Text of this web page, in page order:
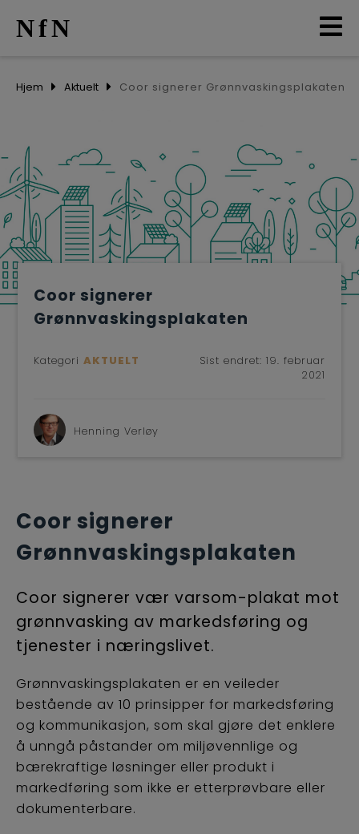
AKTUELT
NETTVERK
MEDLEMMER
OM OSS
BLI
NfN
Hjem Aktuelt Coor signerer Grønnvaskingsplakaten
Coor signerer
Grønnvaskingsplakaten
Kategori AKTUELT Sist endret: 19. februar
2021
Henning Verløy
Coor signerer
Grønnvaskingsplakaten
Coor signerer vær varsom-plakat mot
grønnvasking av markedsføring og
tjenester i næringslivet.
Grønnvaskingsplakaten er en veileder
bestående av 10 prinsipper for markedsføring
og kommunikasjon, som skal gjøre det enklere
å unngå påstander om miljøvennlige og
bærekraftige løsninger eller produkt i
markedføring som ikke er etterprøvbare eller
dokumenterbare.